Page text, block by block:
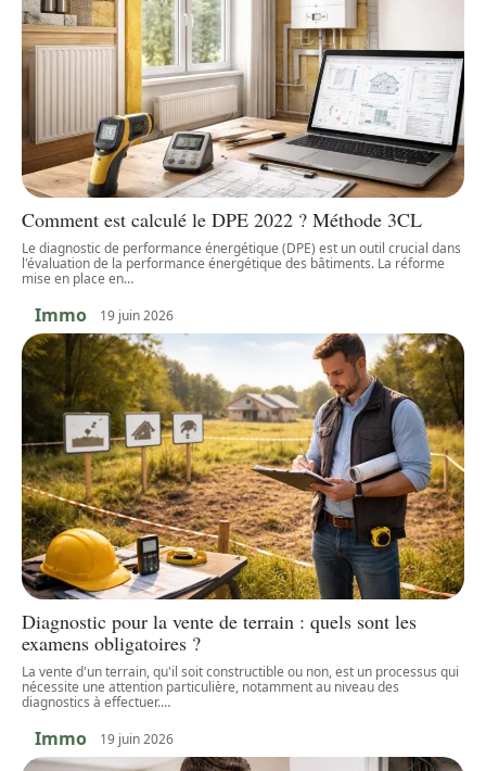
Comment est calculé le DPE 2022 ? Méthode 3CL
Le diagnostic de performance énergétique (DPE) est un outil crucial dans
l'évaluation de la performance énergétique des bâtiments. La réforme
mise en place en…
Immo 19 juin 2026
Diagnostic pour la vente de terrain : quels sont les
examens obligatoires ?
La vente d'un terrain, qu'il soit constructible ou non, est un processus qui
nécessite une attention particulière, notamment au niveau des
diagnostics à effectuer.…
Immo 19 juin 2026